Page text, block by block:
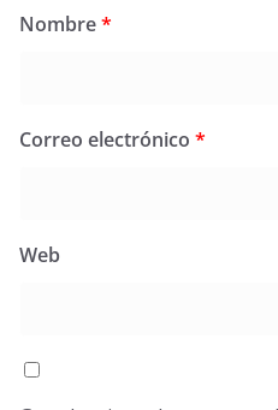
Nombre*
Correo electrónico *
Web